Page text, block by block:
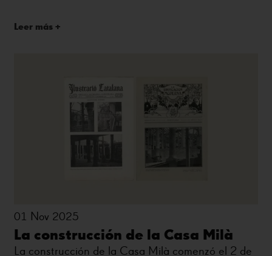
Leer más +
01 Nov 2025
La construcción de la Casa Milà
La construcción de la Casa Milà comenzó el 2 de